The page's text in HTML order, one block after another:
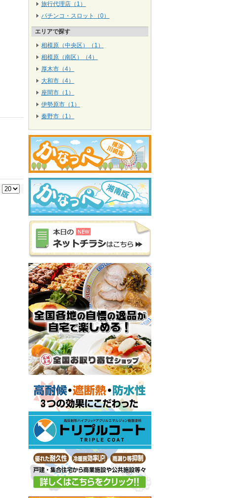
旅行代理店（1）
パチンコ・スロット（0）
エリアで探す
相模原（中央区）（1）
相模原（南区）（4）
厚木市（4）
大和市（4）
座間市（1）
伊勢原市（1）
秦野市（1）